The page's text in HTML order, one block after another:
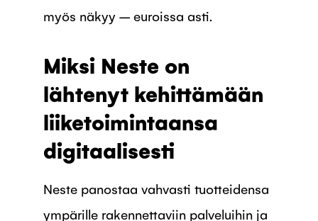
myös näkyy – euroissa asti.
Miksi Neste on
lähtenyt kehittämään
liiketoimintaansa
digitaalisesti
Neste panostaa vahvasti tuotteidensa
ympärille rakennettaviin palveluihin ja